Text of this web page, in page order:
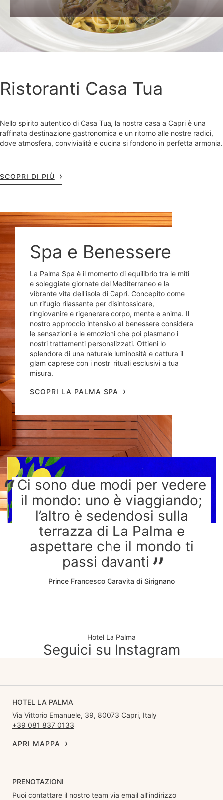
Ristoranti Casa Tua
Nello spirito autentico di Casa Tua, la nostra casa a Capri è una
raffinata destinazione gastronomica e un ritorno alle nostre radici,
dove atmosfera, convivialità e cucina si fondono in perfetta armonia.
SCOPRI DI PIÙ
Spa e Benessere
La Palma Spa è il momento di equilibrio tra le miti
e soleggiate giornate del Mediterraneo e la
vibrante vita dell'isola di Capri. Concepito come
un rifugio rilassante per disintossicare,
ringiovanire e rigenerare corpo, mente e anima. Il
nostro approccio intensivo al benessere considera
le sensazioni e le emozioni che poi plasmano i
nostri trattamenti personalizzati. Ottieni lo
splendore di una naturale luminosità e cattura il
glam caprese con i nostri rituali esclusivi a tua
misura.
SCOPRI LA PALMA SPA
Ci sono due modi per vedere
il mondo: uno è viaggiando;
l’altro è sedendosi sulla
terrazza di La Palma e
aspettare che il mondo ti
passi davanti
Prince Francesco Caravita di Sirignano
Hotel La Palma
Seguici su Instagram
HOTEL LA PALMA
Via Vittorio Emanuele, 39, 80073 Capri, Italy
+39 081 837 0133
APRI MAPPA
PRENOTAZIONI
Puoi contattare il nostro team via email all’indirizzo